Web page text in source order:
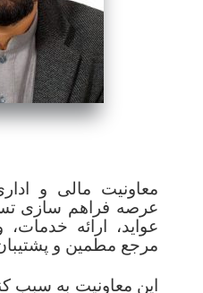
معاونیت مالی و
عرصه فراهم سازی
عواید، ارائه
مرجع مطمین و
این معاونیت به سبب